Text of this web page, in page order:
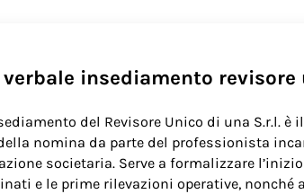
insediamento revisore
del Revisore Unico di una S.r.l. è
nomina da parte del professionista
societaria. Serve a formalizzare
e le prime rilevazioni operative, nonché